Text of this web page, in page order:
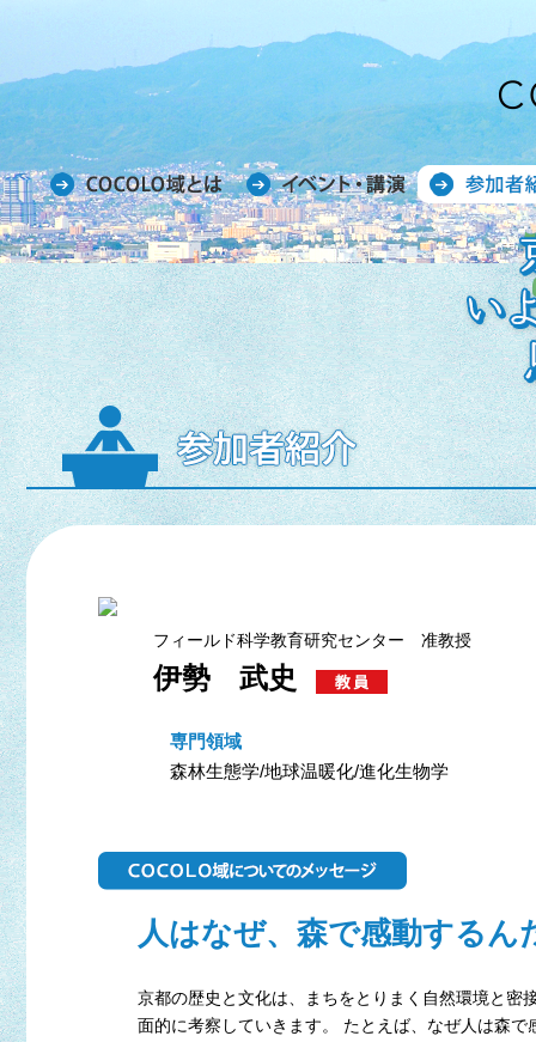
COCOLO域とは イベント・
フィールド科学教育研究センター 准教授
伊勢 武史
専門領域
森林生態学/地球温暖化/進化生物学
人はなぜ、森で感動するん
京都の歴史と文化は、まちをとりまく自然環境と密
面的に考察していきます。 たとえば、なぜ人は森